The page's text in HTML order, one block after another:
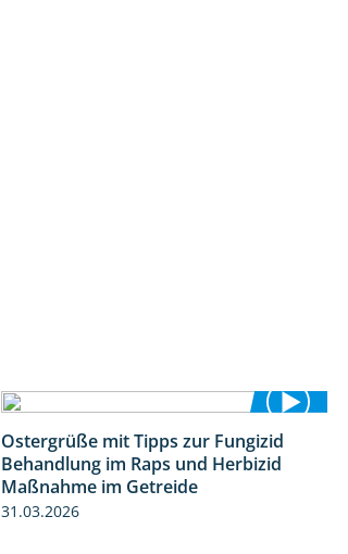
1:32
Ostergrüße mit Tipps zur Fungizid
Behandlung im Raps und Herbizid
Maßnahme im Getreide
31.03.2026